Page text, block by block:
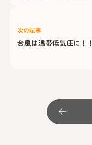
次の記事
台風は温帯低気圧に！！